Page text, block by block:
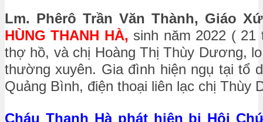
Lm. Phêrô Trần Văn Thành, Giáo
HÙNG THANH HÀ, sinh năm 2022 (
thợ hồ, và chị Hoàng Thị Thùy Dương,
thường xuyên. Gia đình hiện ngụ tại tổ
Quảng Bình, điện thoại liên lạc chị Thùy
Cháu Thanh Hà phát hiện bị Hội